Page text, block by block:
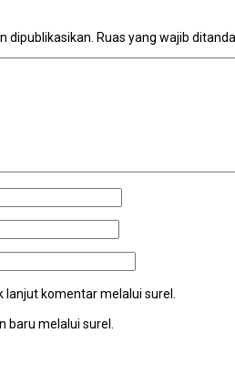
dipublikasikan. Ruas yang wajib
komentar melalui surel.
baru melalui surel.